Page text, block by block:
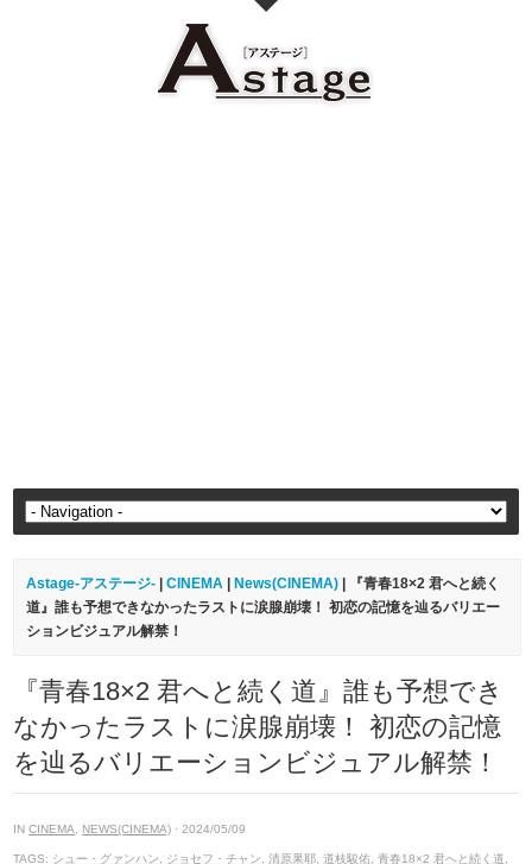
Astage-アステージ- |CINEMA News(CINEMA) | 『青春18×2 君へと続く
道』誰も予想できなかったラストに涙腺崩壊！ 初恋の記憶を辿るバリエー
ションビジュアル解禁！
『青春18×2 君へと続く道』誰も予想でき
なかったラストに涙腺崩壊！ 初恋の記憶
を辿るバリエーションビジュアル解禁！
INCINEMA NEWS(CINEMA) · 2024/05/09
TAGS: シュー・グァンハン ジョセフ・チャン ,清原果耶 ,道枝駿佑 ,青春18×2 君へと続く道